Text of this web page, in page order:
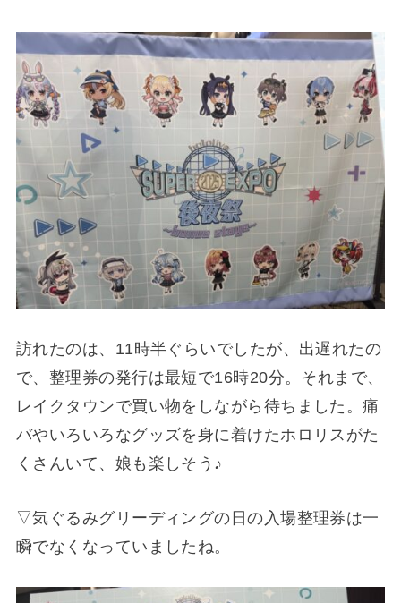
訪れたのは、11時半ぐらいでしたが、出遅れたの
で、整理券の発行は最短で16時20分。それまで、
レイクタウンで買い物をしながら待ちました。痛
バやいろいろなグッズを身に着けたホロリスがた
くさんいて、娘も楽しそう♪
▽気ぐるみグリーディングの日の入場整理券は一
瞬でなくなっていましたね。